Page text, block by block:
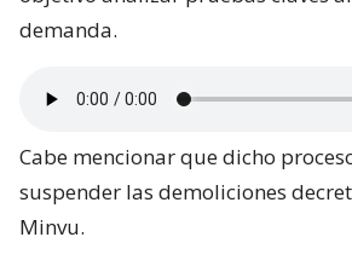
demanda.
Cabe mencionar que dicho
suspender las demoliciones
Minvu.